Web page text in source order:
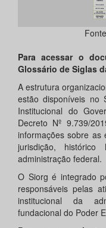
Para acessar o
Glossário de Siglas
A estrutura
estão disponíveis no
Institucional do
Decreto Nº 9.739/
informações sobre as
jurisdição,
administração federal.
O Siorg é integrado
responsáveis pelas
institucional da
fundacional do Poder